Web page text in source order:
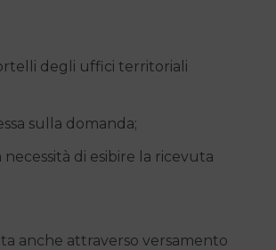
degli uffici territoriali
sulla domanda;
di esibire la ricevuta
anche attraverso versamento